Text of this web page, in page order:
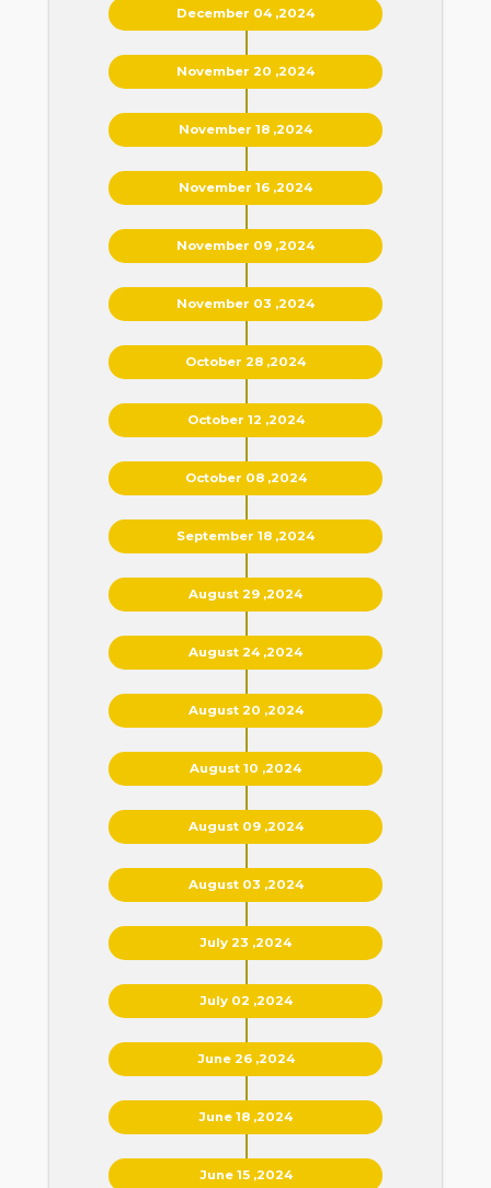
December 04 ,2024
November 20 ,2024
November 18 ,2024
November 16 ,2024
November 09 ,2024
November 03 ,2024
October 28 ,2024
October 12 ,2024
October 08 ,2024
September 18 ,2024
August 29 ,2024
August 24 ,2024
August 20 ,2024
August 10 ,2024
August 09 ,2024
August 03 ,2024
July 23 ,2024
July 02 ,2024
June 26 ,2024
June 18 ,2024
June 15 ,2024